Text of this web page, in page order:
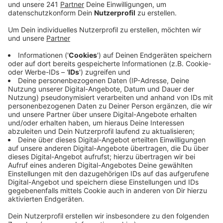
Veröffentlicht:Dienstag, 01.02.2022 12:31
Anzeige
"Ich möchte nicht nur von mir ausgehen, sondern
auch die Menschen zu Wort kommen lassen und
mit einbeziehen, für die ich da war. Und ich
möchte, dass jeder von ihnen die Chance hat,
seine persönliche Geschichte zum Hochwasser
mitzuteilen." - Raphael Lessmann "der Sani"
Anzeige
Hier könnt ihr Raphael direkt schreiben!
Anzeige